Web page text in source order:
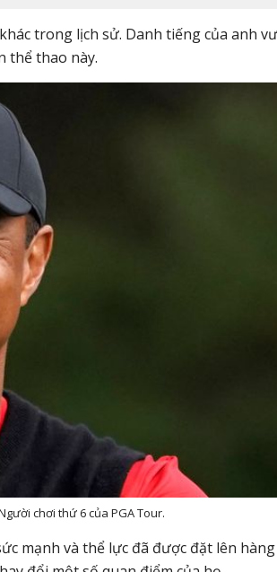
trong lịch sử. Danh tiếng của anh
thể thao này.
chơi thứ 6 của PGA Tour.
mạnh và thể lực đã được đặt lên hàng